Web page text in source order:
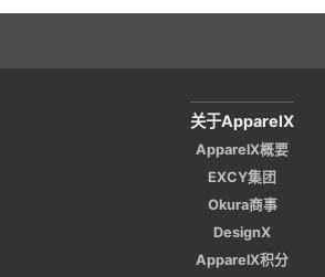
关于ApparelX
ApparelX概要
EXCY集团
Okura商事
DesignX
ApparelX积分